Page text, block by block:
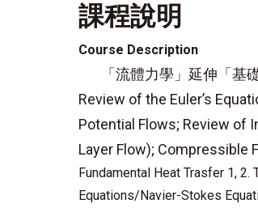
課程說明
Course Description
「流體力學」延伸「
Review of the Euler’s
Potential Flows; Review of
Layer Flow); Compressible
Fundamental Heat Trasfer 1,
Equations/Navier-Stokes